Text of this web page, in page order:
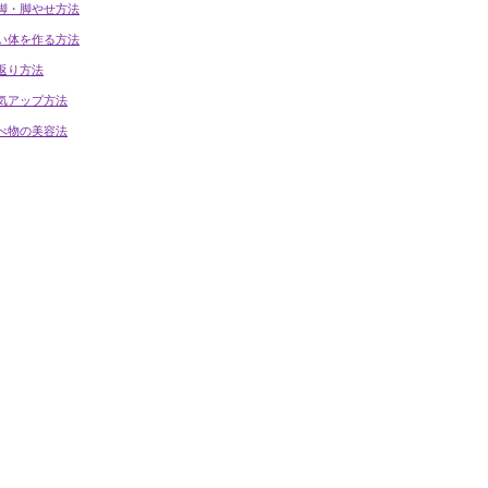
・脚やせ方法
体を作る方法
り方法
アップ方法
物の美容法